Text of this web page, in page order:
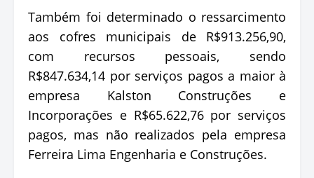
Também foi determinado o ressarcimento
aos cofres municipais de R$913.256,90,
com recursos pessoais, sendo
R$847.634,14 por serviços pagos a maior à
empresa Kalston Construções e
Incorporações e R$65.622,76 por serviços
pagos, mas não realizados pela empresa
Ferreira Lima Engenharia e Construções.